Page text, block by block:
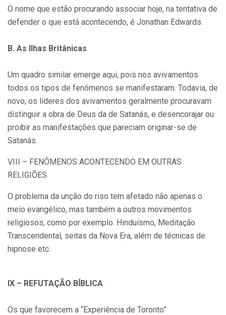
O nome que estão procurando associar hoje, na tentativa de
defender o que está acontecendo, é Jonathan Edwards.
B. As Ilhas Britânicas
Um quadro similar emerge aqui, pois nos avivamentos
todos os tipos de fenômenos se manifestaram. Todavia, de
novo, os líderes dos avivamentos geralmente procuravam
distinguir a obra de Deus da de Satanás, e desencorajar ou
proibir as manifestações que pareciam originar-se de
Satanás.
VIII – FENÔMENOS ACONTECENDO EM OUTRAS
RELIGIÕES
O problema da unção do riso tem afetado não apenas o
meio evangélico, mas também a outros movimentos
religiosos, como por exemplo: Hinduísmo, Meditação
Transcendental, seitas da Nova Era, além de técnicas de
hipnose etc.
IX – REFUTAÇÃO BÍBLICA
Os que favorecem a “Experiência de Toronto”